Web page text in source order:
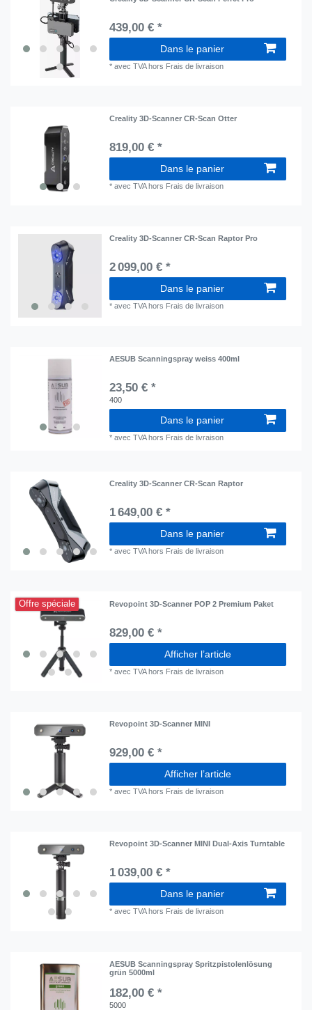
439,00 € *
Dans le panier
*avec TVAhors Frais de livraison
Creality 3D-Scanner CR-Scan Otter
819,00 € *
Dans le panier
*avec TVAhors Frais de livraison
Creality 3D-Scanner CR-Scan Raptor Pro
2 099,00 € *
Dans le panier
*avec TVAhors Frais de livraison
AESUB Scanningspray weiss 400ml
23,50 € *
400
Dans le panier
*avec TVAhors Frais de livraison
Creality 3D-Scanner CR-Scan Raptor
1 649,00 € *
Dans le panier
*avec TVAhors Frais de livraison
Offre spéciale Revopoint 3D-Scanner POP 2 Premium Paket
829,00 € *
Afficher l’article
*avec TVAhors Frais de livraison
Revopoint 3D-Scanner MINI
929,00 € *
Afficher l’article
*avec TVAhors Frais de livraison
Revopoint 3D-Scanner MINI Dual-Axis Turntable
1 039,00 € *
Dans le panier
*avec TVAhors Frais de livraison
AESUB Scanningspray Spritzpistolenlösung
grün 5000ml
182,00 € *
5000